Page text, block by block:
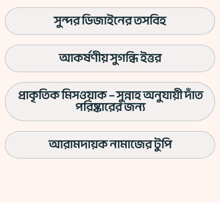
সুন্দর ডিজাইনের তসবিহ
আকর্ষণীয় সুগন্ধি ইত্তর
প্রাকৃতিক মিসওয়াক – সুন্নাহ অনুযায়ী দাঁত
পরিষ্কারের জন্য
আরামদায়ক নামাজের টুপি